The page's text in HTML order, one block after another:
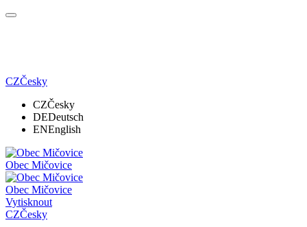
CZČesky
CZČesky
DEDeutsch
ENEnglish
Obec Mičovice
Obec Mičovice
Vytisknout
CZČesky